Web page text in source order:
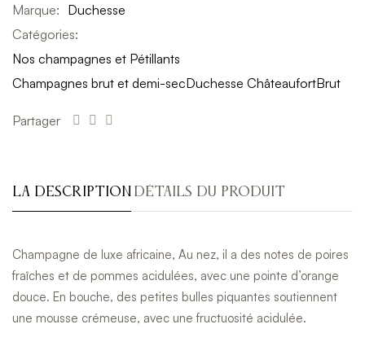
Marque: Duchesse
Catégories:
Nos champagnes et Pétillants
Champagnes brut et demi-secDuchesse ChâteaufortBrut
Partager
LA DESCRIPTION DÉTAILS DU PRODUIT
Champagne de luxe africaine, Au nez, il a des notes de poires
fraîches et de pommes acidulées, avec une pointe d’orange
douce. En bouche, des petites bulles piquantes soutiennent
une mousse crémeuse, avec une fructuosité acidulée.